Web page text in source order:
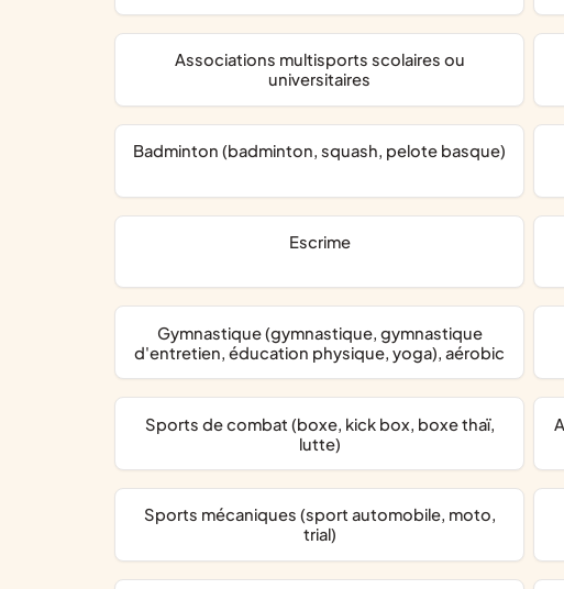
associations multisports scolaires ou
universitaires
Badminton (badminton, squash, pelote basque)
Escrime
Gymnastique (gymnastique, gymnastique
d'entretien, éducation physique, yoga), aérobic
Sports de combat (boxe, kick box, boxe thaï,
lutte)
Sports mécaniques (sport automobile, moto,
trial)